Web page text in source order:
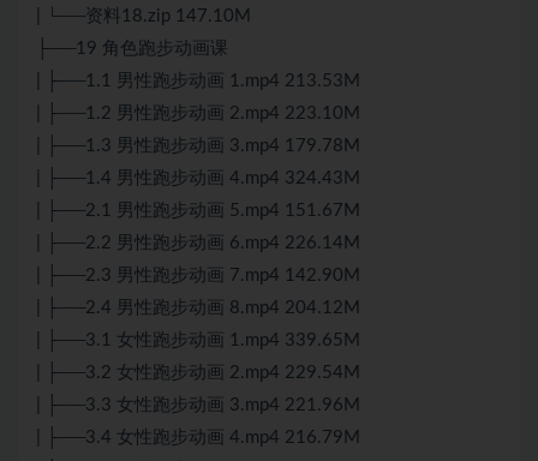
| └──资料18.zip 147.10M
├──19 角色跑步动画课
| ├──1.1 男性跑步动画 1.mp4 213.53M
| ├──1.2 男性跑步动画 2.mp4 223.10M
| ├──1.3 男性跑步动画 3.mp4 179.78M
| ├──1.4 男性跑步动画 4.mp4 324.43M
| ├──2.1 男性跑步动画 5.mp4 151.67M
| ├──2.2 男性跑步动画 6.mp4 226.14M
| ├──2.3 男性跑步动画 7.mp4 142.90M
| ├──2.4 男性跑步动画 8.mp4 204.12M
| ├──3.1 女性跑步动画 1.mp4 339.65M
| ├──3.2 女性跑步动画 2.mp4 229.54M
| ├──3.3 女性跑步动画 3.mp4 221.96M
| ├──3.4 女性跑步动画 4.mp4 216.79M